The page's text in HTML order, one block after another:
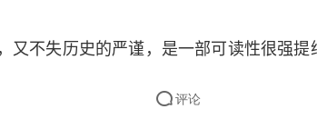
史(3)：“真命天子”来了
史(4)：种姓制是咋回事儿
及史：把改朝换代干成了流水线
又不失历史的严谨，是一部可读性很强提
评论